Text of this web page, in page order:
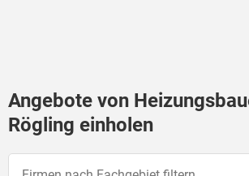
Angebote von
Rögling einholen